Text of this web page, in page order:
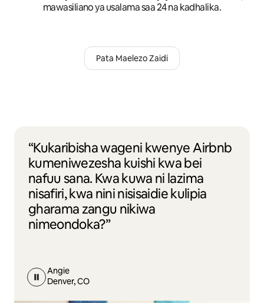
mawasiliano ya usalama saa 24 na kadhalika.
Pata Maelezo Zaidi
“Kukaribisha wageni kwenye Airbnb
kumeniwezesha kuishi kwa bei
nafuu sana. Kwa kuwa ni lazima
nisafiri, kwa nini nisisaidie kulipia
gharama zangu nikiwa
nimeondoka?”
Angie
Denver, CO